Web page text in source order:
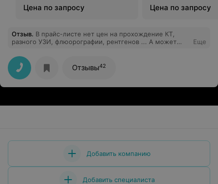
Цена по запросу
Цена по запросу
Отзыв. В прайс-листе нет цен на прохождение КТ,
разного УЗИ, флюорографии, рентгенов ... А может
выбора предварительного заказа талона. Хотелось бы
иметь возможность использовать онлайн-форму заказа
с предполагаемым времени работы специалиста.
Звонки - это утопия вчерашнего дня.
Еще
Отзывы42
Добавить компанию
Добавить специалиста